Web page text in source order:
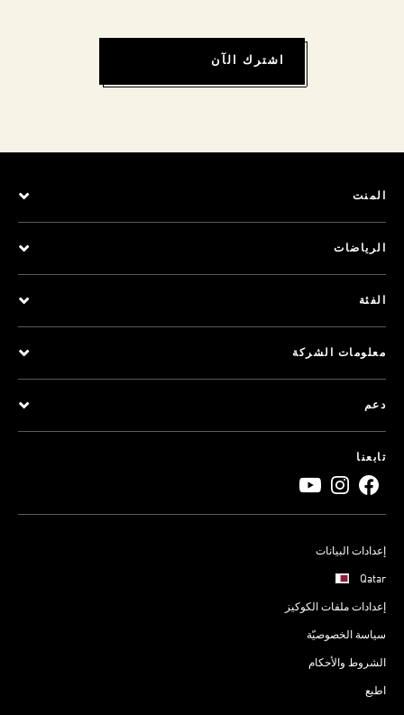
اشترك الآن
المنت
الرياضات
الفئة
معلومات الشركة
دعم
تابعنا
إعدادات البيانات
Qatar
إعدادات ملفات الكوكيز
سياسة الخصوصيّة
الشروط والأحكام
اطبع